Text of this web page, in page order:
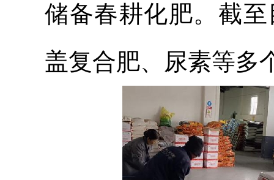
储备春耕化肥。截
盖复合肥、尿素等多